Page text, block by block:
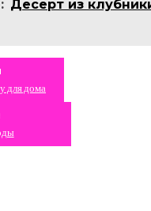
Десерт из
для дома